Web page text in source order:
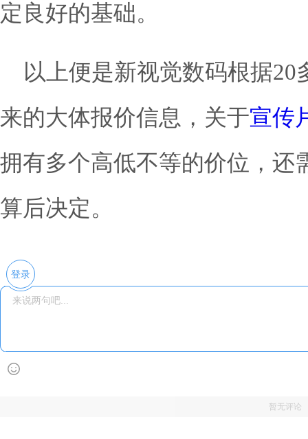
定良好的基础。
以上便是新视觉数码根据
来的大体报价信息，关于宣传
拥有多个高低不等的价位，还
算后决定。
登录
暂无评论